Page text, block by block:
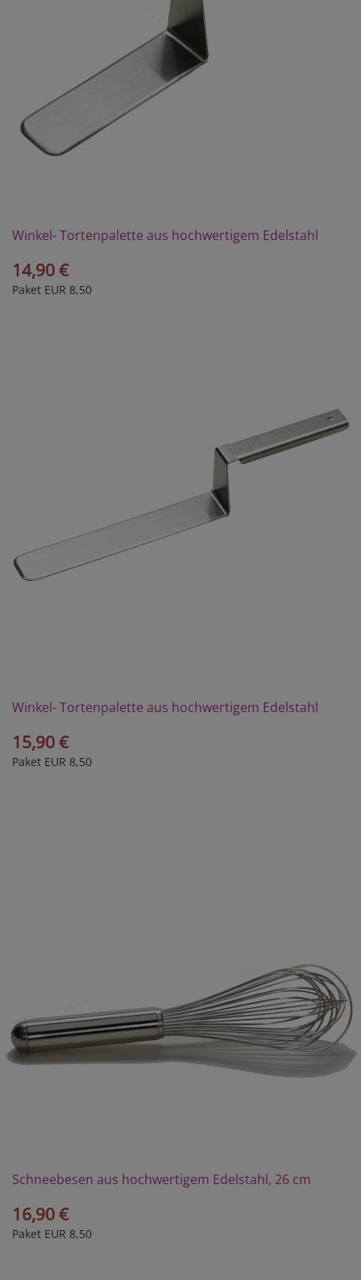
Winkel- Tortenpalette aus hochwertigem Edelstahl
14,90 €
Paket EUR 8,50
Winkel- Tortenpalette aus hochwertigem Edelstahl
15,90 €
Paket EUR 8,50
Schneebesen aus hochwertigem Edelstahl, 26 cm
16,90 €
Paket EUR 8,50